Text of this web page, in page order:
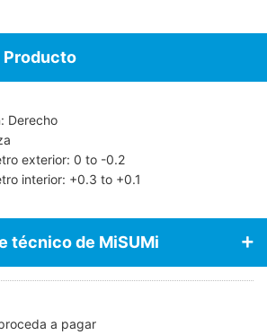
Producto
Derecho
exterior: 0 to -0.2
interior: +0.3 to +0.1
técnico de MiSUMi
a pagar